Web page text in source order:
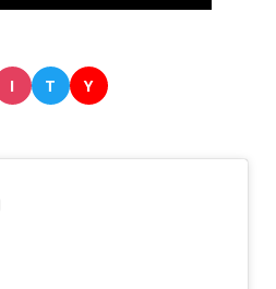
I T Y